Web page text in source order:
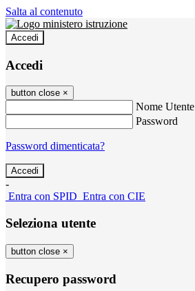
Salta al contenuto
Accedi
Accedi
button close ×
Nome Utente
Password
Password dimenticata?
-
Entra con SPID Entra con CIE
Seleziona utente
button close ×
Recupero password